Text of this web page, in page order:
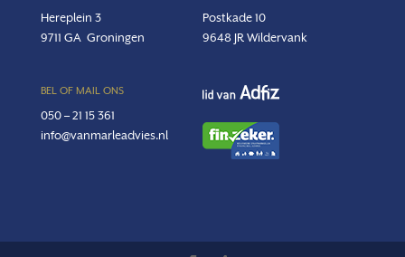
Hereplein 3
9711 GA Groningen
Postkade 10
9648 JR Wildervank
BEL OF MAIL ONS
050 – 21 15 361
info@vanmarleadvies.nl